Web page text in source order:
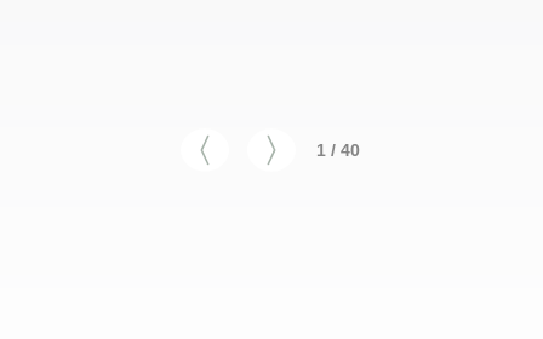
1 / 40